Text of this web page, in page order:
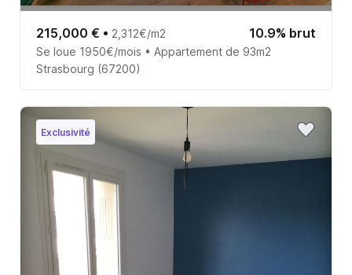
215,000 € • 2,312€/m2 10.9% brut
Se loue 1950€/mois • Appartement de 93m2
Strasbourg (67200)
Exclusivité